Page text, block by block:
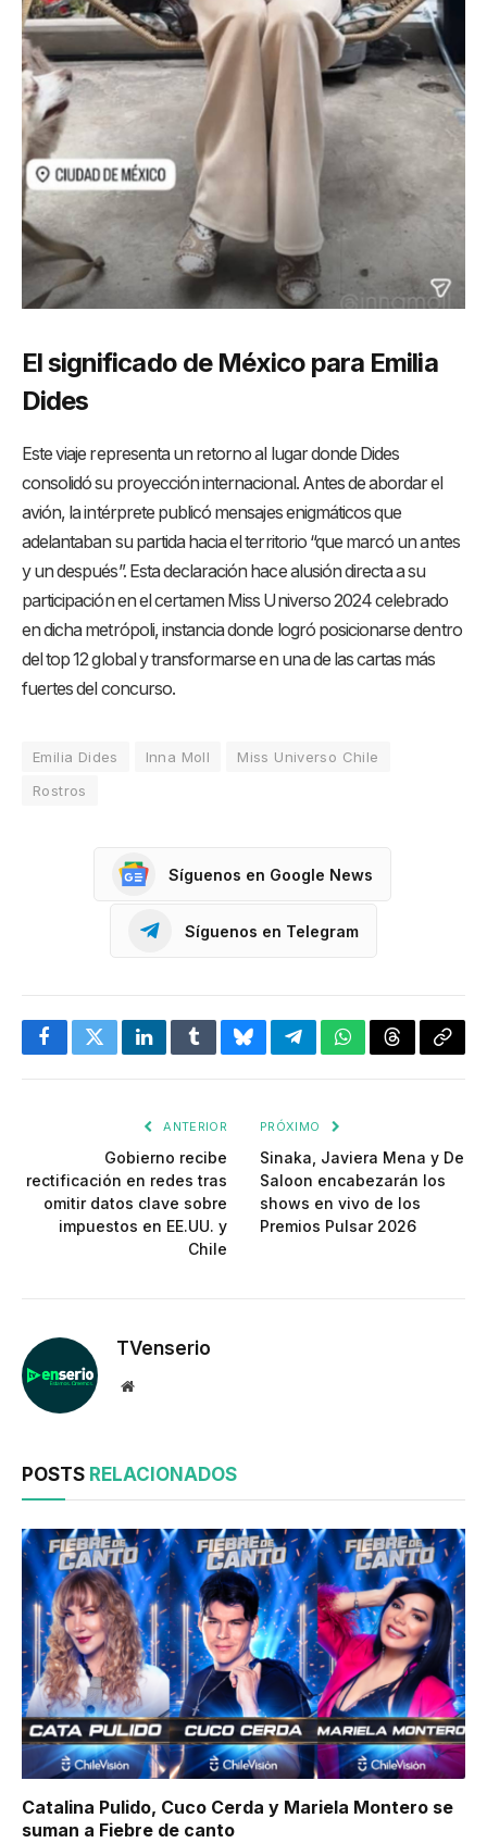
El significado de México para Emilia
Dides
Este viaje representa un retorno al lugar donde Dides
consolidó su proyección internacional. Antes de abordar el
avión, la intérprete publicó mensajes enigmáticos que
adelantaban su partida hacia el territorio “que marcó un antes
y un después”. Esta declaración hace alusión directa a su
participación en el certamen Miss Universo 2024 celebrado
en dicha metrópoli, instancia donde logró posicionarse dentro
del top 12 global y transformarse en una de las cartas más
fuertes del concurso.
Emilia Dides Inna Moll
Miss Universo Chile
Rostros
Síguenos en Google News
Síguenos en Telegram
FacebookTwitterLinkedInTumblrBlueskyTelegramWhatsApp
Threads
ANTERIOR
Gobierno recibe
rectificación en redes tras
omitir datos clave sobre
impuestos en EE.UU. y
Chile
PRÓXIMO
Sinaka, Javiera Mena y De
Saloon encabezarán los
shows en vivo de los
Premios Pulsar 2026
TVenserio
Website
POSTS RELACIONADOS
Catalina Pulido, Cuco Cerda y Mariela Montero se
suman a Fiebre de canto